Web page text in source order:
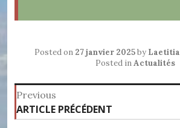
Posted on 27 janvier 2025by Laetitia
Posted inActualités
Navigation
de
Previous
Previous
post:
ARTICLE PRÉCÉDENT